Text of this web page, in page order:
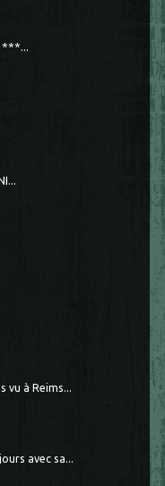
***...
vu à Reims...
avec sa...